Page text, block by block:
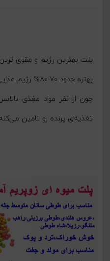
پلت بهترین رژیم و مقوی
بهتره حدود ۷۰-
چون از نظر مواد مغذی
تغذیه‌ای پرنده رو تامین